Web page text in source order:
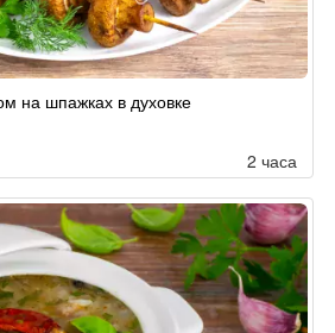
на шпажках в духовке
2 часа